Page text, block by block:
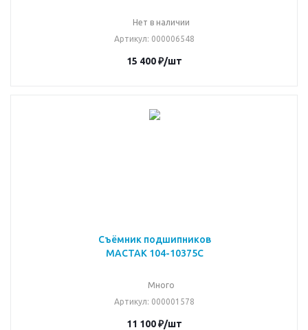
Нет в наличии
Артикул: 000006548
15 400₽/шт
Съёмник подшипников
МАСТАК 104-10375C
Много
Артикул: 000001578
11 100₽/шт